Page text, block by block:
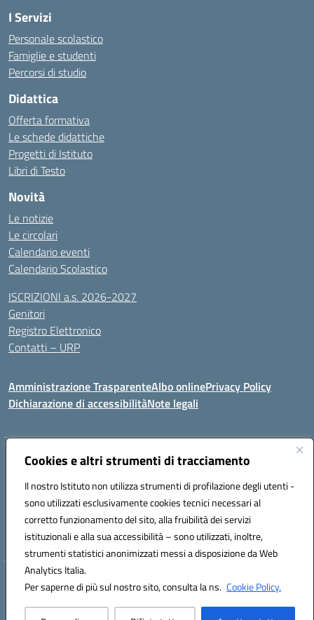
Cookies e altri strumenti di tracciamento
Il nostro Istituto non utilizza strumenti di profilazione degli utenti -
sono utilizzati esclusivamente cookies tecnici necessari al
corretto funzionamento del sito, alla fruibilità dei servizi
istituzionali e alla sua accessibilità – sono utilizzati, inoltre,
strumenti statistici anonimizzati messi a disposizione da Web
Analytics Italia.
Per saperne di più sul nostro sito, consulta la ns. Cookie Policy.
I Servizi
Personale scolastico
Famiglie e studenti
Percorsi di studio
Didattica
Offerta formativa
Le schede didattiche
Progetti di Istituto
Libri di Testo
Novità
Le notizie
Le circolari
Calendario eventi
Calendario Scolastico
ISCRIZIONI a.s. 2026-2027
Genitori
Registro Elettronico
Contatti – URP
Amministrazione TrasparenteAlbo onlinePrivacy Policy
Dichiarazione di accessibilitàNote legali
Indirizzo:Via Tiziano, 50 - 60125 Ancona
Posta elettronica certificata (PEC):anic81600p@pec.istruzione.it
Codice fiscale: 93084460422
Codice meccanografico: ANIC81600P
Hosting & Powered by 3D Solution S.r.l.
Concept & Design by Designers Italia